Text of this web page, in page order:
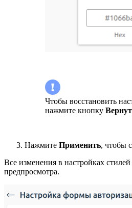
Чтобы восстановить
нажмите кнопку
Нажмите Применить, чтобы
Все изменения в настройках
предпросмотра.